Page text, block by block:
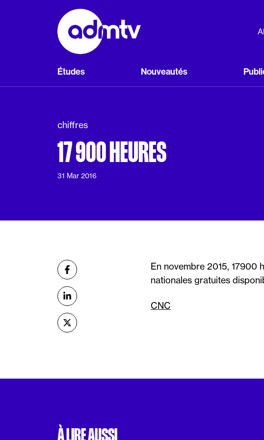
Aller au contenu principal
Études Nouveautés
chiffres
17 900 HEURES
31 Mar 2016
Partager
sur Facebook
sur Linkedin
sur X (Twitter)
En novembre 2015, 17900
nationales gratuites
CNC
À LIRE AUSSI